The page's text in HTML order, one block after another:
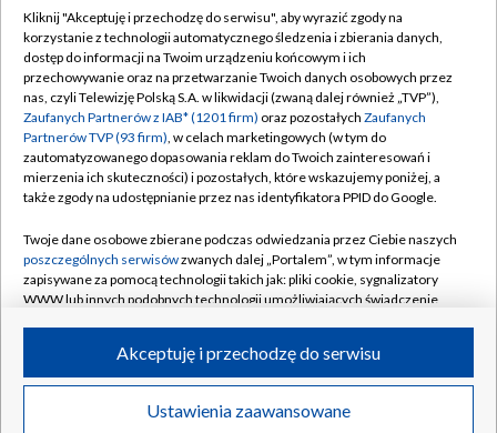
TVP
Abonament TVP
Emisja w TVP
Centrum informacji TVP
Naziemna Telewizja Cyfrowa
Rada Programowa
System NOS
Informacje o nadawcy
Program dla prasy
Regulamin TVP
Polityka prywatności
Moje zgody
Pomoc
Kontakt
Kanały
©2026 Telewizja Polska S.A. w likwidacji
Kliknij "Akceptuję i przechodzę do serwisu", aby wyrazić zgody na
korzystanie z technologii automatycznego śledzenia i zbierania danych,
dostęp do informacji na Twoim urządzeniu końcowym i ich
przechowywanie oraz na przetwarzanie Twoich danych osobowych przez
nas, czyli Telewizję Polską S.A. w likwidacji (zwaną dalej również „TVP”),
Zaufanych Partnerów z IAB* (1201 firm) oraz pozostałych Zaufanych
Partnerów TVP (93 firm), w celach marketingowych (w tym do
zautomatyzowanego dopasowania reklam do Twoich zainteresowań i
mierzenia ich skuteczności) i pozostałych, które wskazujemy poniżej, a
także zgody na udostępnianie przez nas identyfikatora PPID do Google.
Twoje dane osobowe zbierane podczas odwiedzania przez Ciebie naszych
poszczególnych serwisówzwanych dalej „Portalem”, w tym informacje
zapisywane za pomocą technologii takich jak: pliki cookie, sygnalizatory
WWW lub innych podobnych technologii umożliwiających świadczenie
ruchu w Internecie.
Twoje dane osobowe zbierane podczas odwiedzania przez Ciebie
poszczególnych serwisówna Portalu, takie jak adresy IP, identyfikatory
Ustawienia zaawansowane
Akceptuję i przechodzę do serwisu